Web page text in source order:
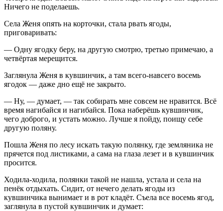
Ничего не поделаешь.
Села Женя опять на корточки, стала рвать ягоды,
приговаривать:
— Одну ягодку беру, на другую смотрю, третью примечаю, а
четвёртая мерещится.
Заглянула Женя в кувшинчик, а там всего-навсего восемь
ягодок — даже дно ещё не закрыто.
— Ну, — думает, — так собирать мне совсем не нравится. Всё
время нагибайся и нагибайся. Пока наберёшь кувшинчик,
чего доброго, и устать можно. Лучше я пойду, поищу себе
другую поляну.
Пошла Женя по лесу искать такую полянку, где земляника не
прячется под листиками, а сама на глаза лезет и в кувшинчик
просится.
Ходила-ходила, полянки такой не нашла, устала и села на
пенёк отдыхать. Сидит, от нечего делать ягоды из
кувшинчика вынимает и в рот кладёт. Съела все восемь ягод,
заглянула в пустой кувшинчик и думает: